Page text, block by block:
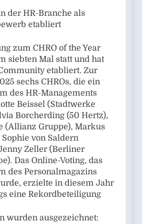
der HR-Branche als
etabliert
zum CHRO of the Year
siebten Mal statt und hat
etabliert. Zur
sechs CHROs, die ein
des HR-Managements
Beissel (Stadtwerke
Borcherding (50 Hertz),
(Allianz Gruppe), Markus
von Saldern
Zeller (Berliner
Das Online-Voting, das
des Personalmagazins
erzielte in diesem Jahr
eine Rekordbeteiligung
wurden ausgezeichnet: